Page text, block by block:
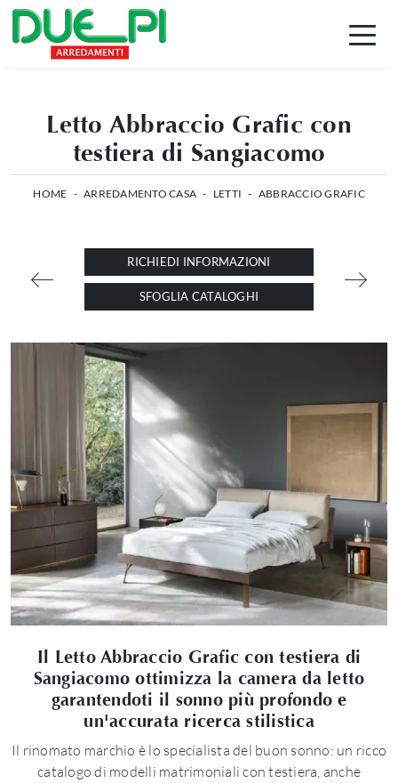
Letto Abbraccio Grafic con
testiera di Sangiacomo
HOME - ARREDAMENTO CASA - LETTI - ABBRACCIO GRAFIC
RICHIEDI INFORMAZIONI
SFOGLIA CATALOGHI
Il Letto Abbraccio Grafic con testiera di
Sangiacomo ottimizza la camera da letto
garantendoti il sonno più profondo e
un'accurata ricerca stilistica
Il rinomato marchio è lo specialista del buon sonno: un ricco
catalogo di modelli matrimoniali con testiera, anche